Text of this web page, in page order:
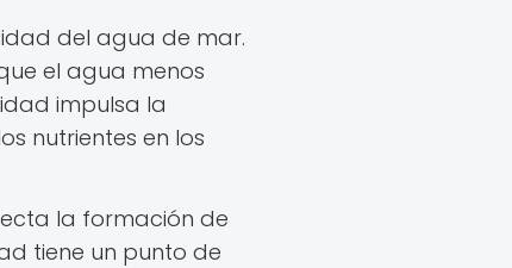
del agua de mar.
el agua menos
impulsa la
nutrientes en los
la formación de
tiene un punto de